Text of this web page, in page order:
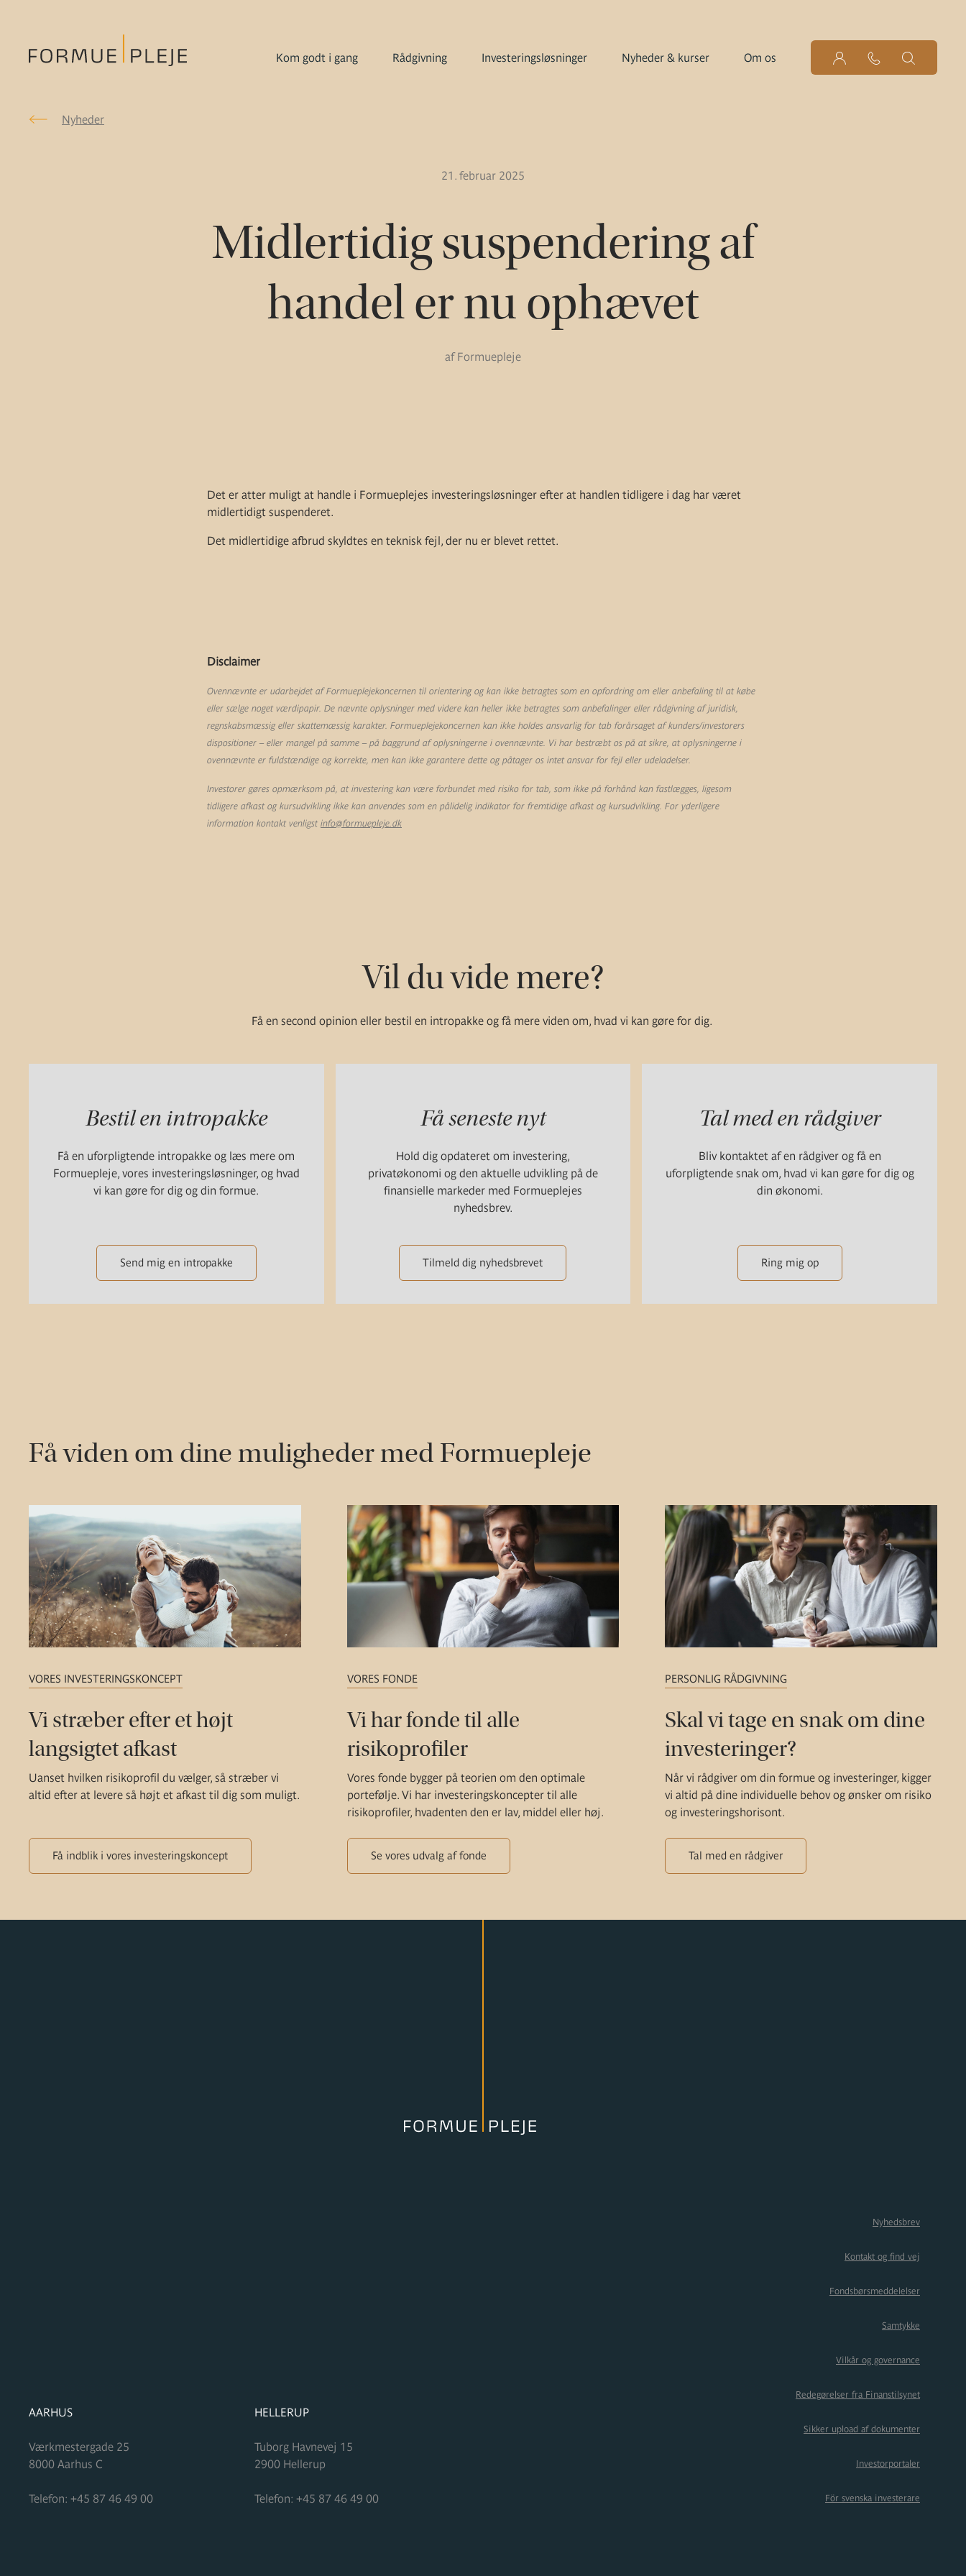
Kom godt i gang Rådgivning Investeringsløsninger Nyheder & kurser Om os
Nyheder
21. februar 2025
Midlertidig suspendering af
handel er nu ophævet
af Formuepleje
Det er atter muligt at handle i Formueplejes investeringsløsninger efter at handlen tidligere i dag har været
midlertidigt suspenderet.
Det midlertidige afbrud skyldtes en teknisk fejl, der nu er blevet rettet.
Disclaimer
Ovennævnte er udarbejdet af Formueplejekoncernen til orientering og kan ikke betragtes som en opfordring om eller anbefaling til at købe
eller sælge noget værdipapir. De nævnte oplysninger med videre kan heller ikke betragtes som anbefalinger eller rådgivning af juridisk,
regnskabsmæssig eller skattemæssig karakter. Formueplejekoncernen kan ikke holdes ansvarlig for tab forårsaget af kunders/investorers
dispositioner – eller mangel på samme – på baggrund af oplysningerne i ovennævnte. Vi har bestræbt os på at sikre, at oplysningerne i
ovennævnte er fuldstændige og korrekte, men kan ikke garantere dette og påtager os intet ansvar for fejl eller udeladelser.
Investorer gøres opmærksom på, at investering kan være forbundet med risiko for tab, som ikke på forhånd kan fastlægges, ligesom
tidligere afkast og kursudvikling ikke kan anvendes som en pålidelig indikator for fremtidige afkast og kursudvikling. For yderligere
information kontakt venligst info@formuepleje.dk
Vil du vide mere?
Få en second opinion eller bestil en intropakke og få mere viden om, hvad vi kan gøre for dig.
Bestil en intropakke
Få en uforpligtende intropakke og læs mere om
Formuepleje, vores investeringsløsninger, og hvad
vi kan gøre for dig og din formue.
Send mig en intropakke
Få seneste nyt
Hold dig opdateret om investering,
privatøkonomi og den aktuelle udvikling på de
finansielle markeder med Formueplejes
nyhedsbrev.
Tilmeld dig nyhedsbrevet
Tal med en rådgiver
Bliv kontaktet af en rådgiver og få en
uforpligtende snak om, hvad vi kan gøre for dig og
din økonomi.
Ring mig op
Få viden om dine muligheder med Formuepleje
VORES INVESTERINGSKONCEPT
Vi stræber efter et højt
langsigtet afkast
Uanset hvilken risikoprofil du vælger, så stræber vi
altid efter at levere så højt et afkast til dig som muligt.
Få indblik i vores investeringskoncept
VORES FONDE
Vi har fonde til alle
risikoprofiler
Vores fonde bygger på teorien om den optimale
portefølje. Vi har investeringskoncepter til alle
risikoprofiler, hvadenten den er lav, middel eller høj.
Se vores udvalg af fonde
PERSONLIG RÅDGIVNING
Skal vi tage en snak om dine
investeringer?
Når vi rådgiver om din formue og investeringer, kigger
vi altid på dine individuelle behov og ønsker om risiko
og investeringshorisont.
Tal med en rådgiver
FORMUPLEJE
AARHUS
Værkmestergade 25
8000 Aarhus C
Telefon: +45 87 46 49 00
FORMUPLEJE
HELLERUP
Tuborg Havnevej 15
2900 Hellerup
Telefon: +45 87 46 49 00
Nyhedsbrev
Kontakt og find vej
Fondsbørsmeddelelser
Samtykke
Vilkår og governance
Redegørelser fra Finanstilsynet
Sikker upload af dokumenter
Investorportaler
För svenska investerare